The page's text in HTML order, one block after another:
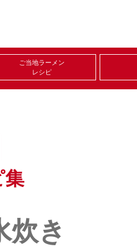
ご当地ラーメン
レシピ
集
炊き